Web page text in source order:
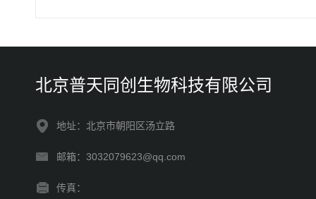
北京普天同创生物科技有限公司
地址：北京市朝阳区汤立路
邮箱：3032079623@qq.com
传真：